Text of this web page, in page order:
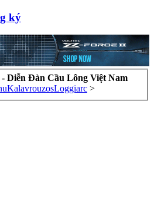
ký
Diễn Đàn Cầu Lông Việt Nam
>